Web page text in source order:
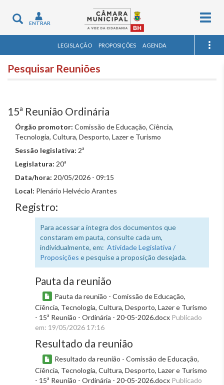
Toggle
navigation
ENTRAR
LEGISLAÇÃO PROPOSIÇÕES AGENDA
Pesquisar Reuniões
15ª Reunião Ordinária
Órgão promotor: Comissão de Educação, Ciência,
Tecnologia, Cultura, Desporto, Lazer e Turismo
Sessão legislativa: 2ª
Legislatura: 20ª
Data/hora: 20/05/2026 - 09:15
Local: Plenário Helvécio Arantes
Registro:
Para acessar a íntegra dos documentos que
constaram em pauta, consulte cada um,
individualmente, em: Atividade Legislativa /
Proposições e pesquise a proposição desejada.
Pauta da reunião
Pauta da reunião - Comissão de Educação,
Ciência, Tecnologia, Cultura, Desporto, Lazer e Turismo
- 15ª Reunião - Ordinária - 20-05-2026.docx Publicado
em: 19/05/2026 17:16
Resultado da reunião
Resultado da reunião - Comissão de Educação,
Ciência, Tecnologia, Cultura, Desporto, Lazer e Turismo
- 15ª Reunião - Ordinária - 20-05-2026.docx Publicado